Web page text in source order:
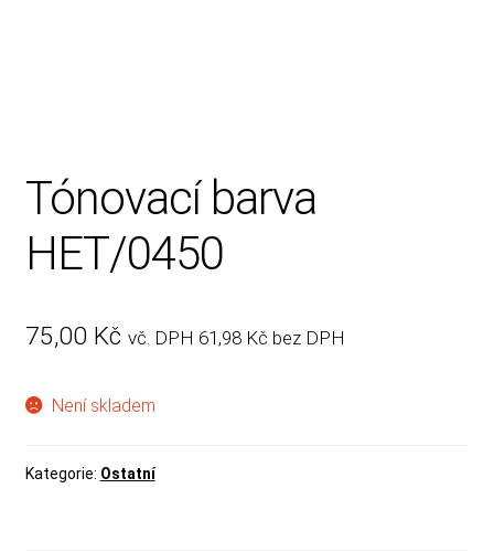
Tónovací barva
HET/0450
75,00 Kč vč. DPH 61,98 Kč bez DPH
Není skladem
Kategorie: Ostatní